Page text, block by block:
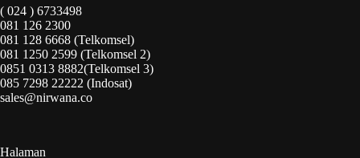
( 024 ) 6733498
081 126 2300
081 128 6668 (Telkomsel)
081 1250 2599 (Telkomsel 2)
0851 0313 8882(Telkomsel 3)
085 7298 22222 (Indosat)
sales@nirwana.co
Halaman